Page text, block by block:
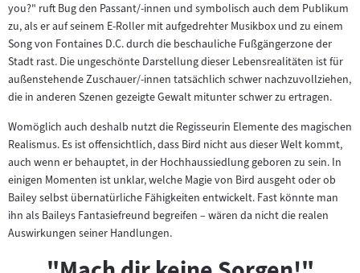
you?" ruft Bug den Passant/-innen und symbolisch auch dem Publikum
zu, als er auf seinem E-Roller mit aufgedrehter Musikbox und zu einem
Song von Fontaines D.C. durch die beschauliche Fußgängerzone der
Stadt rast. Die ungeschönte Darstellung dieser Lebensrealitäten ist für
außenstehende Zuschauer/-innen tatsächlich schwer nachzuvollziehen,
die in anderen Szenen gezeigte Gewalt mitunter schwer zu ertragen.
Womöglich auch deshalb nutzt die Regisseurin Elemente des magischen
Realismus. Es ist offensichtlich, dass Bird nicht aus dieser Welt kommt,
auch wenn er behauptet, in der Hochhaussiedlung geboren zu sein. In
einigen Momenten ist unklar, welche Magie von Bird ausgeht oder ob
Bailey selbst übernatürliche Fähigkeiten entwickelt. Fast könnte man
ihn als Baileys Fantasiefreund begreifen – wären da nicht die realen
Auswirkungen seiner Handlungen.